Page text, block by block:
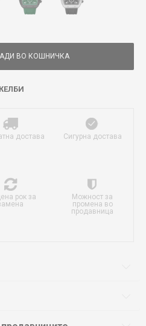
ВО КОШНИЧКА
достава Сигурна достава
рок за
Можност за
промена во
продавница